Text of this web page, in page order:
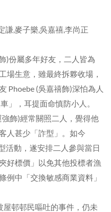
謙,麥子樂,吳嘉禧,李尚正
)份屬多年好友，二人皆為
場生意，雖最終拆夥收場，
Phoebe (吳嘉禧飾)深怕為人
」，耳提面命慎防小人。
飾)經常關照二人，覺得他
人甚少「詐型」。如今
活動，遂安排二人參與當日
好標價」以免其他投標者漁
例中「交換敏感商業資料」
屋邨邨民嘔吐的事件，仍未